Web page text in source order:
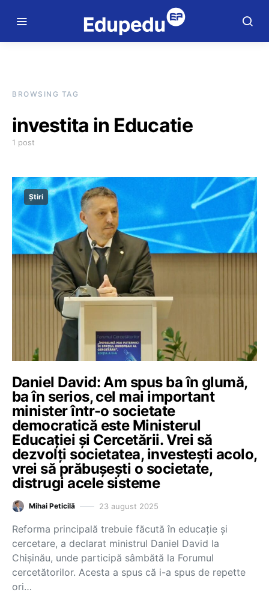
BROWSING TAG
investita in Educatie
1 post
Știri
Daniel David: Am spus ba în glumă,
ba în serios, cel mai important
minister într-o societate
democratică este Ministerul
Educației și Cercetării. Vrei să
dezvolți societatea, investești acolo,
vrei să prăbușești o societate,
distrugi acele sisteme
Mihai Peticilă 23 august 2025
Reforma principală trebuie făcută în educație și
cercetare, a declarat ministrul Daniel David la
Chișinău, unde participă sâmbătă la Forumul
cercetătorilor. Acesta a spus că i-a spus de repette
ori…